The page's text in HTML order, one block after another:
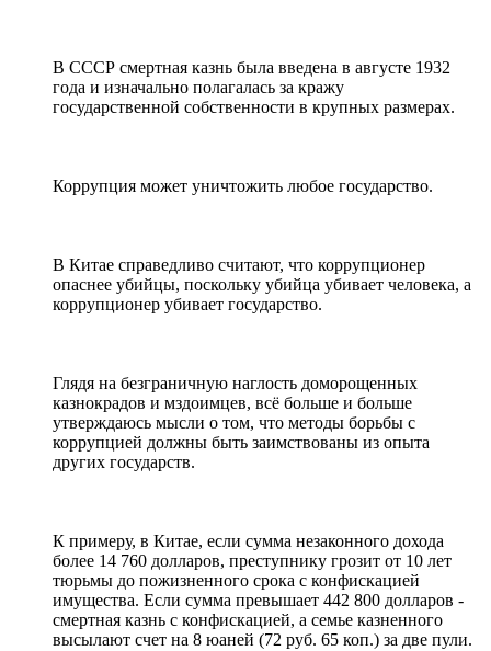
В СССР смертная казнь была введена в августе 1932
года и изначально полагалась за кражу
государственной собственности в крупных размерах.
Коррупция может уничтожить любое государство.
В Китае справедливо считают, что коррупционер
опаснее убийцы, поскольку убийца убивает человека, а
коррупционер убивает государство.
Глядя на безграничную наглость доморощенных
казнокрадов и мздоимцев, всё больше и больше
утверждаюсь мысли о том, что методы борьбы с
коррупцией должны быть заимствованы из опыта
других государств.
К примеру, в Китае, если сумма незаконного дохода
более 14 760 долларов, преступнику грозит от 10 лет
тюрьмы до пожизненного срока с конфискацией
имущества. Если сумма превышает 442 800 долларов -
смертная казнь с конфискацией, а семье казненного
высылают счет на 8 юаней (72 руб. 65 коп.) за две пули.